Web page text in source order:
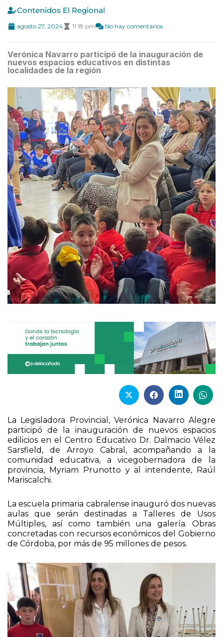
Contenidos El Regional
agosto 27, 2024 11:18 pm No hay comentarios
Verónica Navarro participó de la inauguración de
nuevos espacios educativos en distintas
localidades de la región
La Legisladora Provincial, Verónica Navarro Alegre
participó de la inauguración de nuevos espacios
edilicios en el Centro Educativo Dr. Dalmacio Vélez
Sarsfield, de Arroyo Cabral, acompañando a la
comunidad educativa, a vicegobernadora de la
provincia, Myriam Prunotto y al intendente, Raúl
Mariscalchi.
La escuela primaria cabralense inauguró dos nuevas
aulas que serán destinadas a Talleres de Usos
Múltiples, así como también una galería. Obras
concretadas con recursos económicos del Gobierno
de Córdoba, por más de 95 millones de pesos.